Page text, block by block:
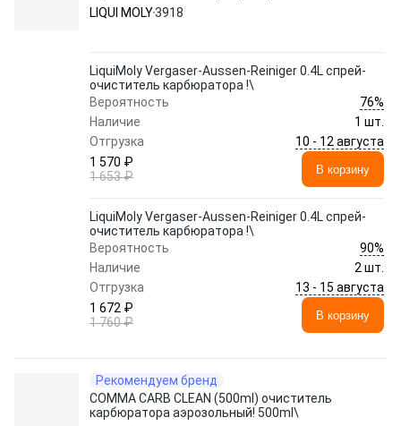
LIQUI MOLY3918
LiquiMoly Vergaser-Aussen-Reiniger 0.4L спрей-
очиститель карбюратора !\
Вероятность
76%
Наличие
1 шт.
Отгрузка
10 - 12 августа
1 570 ₽
1 653 ₽
В корзину
LiquiMoly Vergaser-Aussen-Reiniger 0.4L спрей-
очиститель карбюратора !\
Вероятность
90%
Наличие
2 шт.
Отгрузка
13 - 15 августа
1 672 ₽
1 760 ₽
В корзину
Рекомендуем бренд
COMMA CARB CLEAN (500ml) очиститель
карбюратора аэрозольный! 500ml\